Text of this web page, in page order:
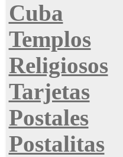
Cuba
Templos
Religiosos
Tarjetas
Postales
Postalitas